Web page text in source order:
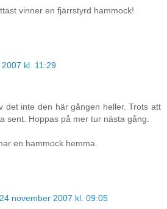
vinner en fjärrstyrd hammock!
kl. 11:29
det inte den här gången heller. Trots att
sent. Hoppas på mer tur nästa gång.
en hammock hemma.
24 november 2007 kl. 09:05